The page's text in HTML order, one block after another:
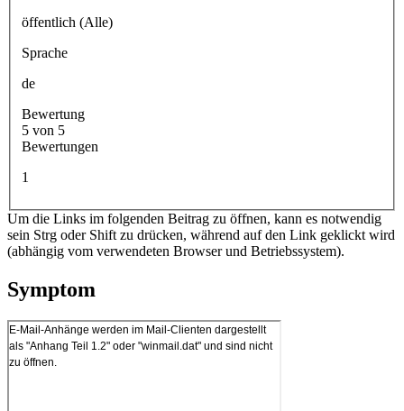
öffentlich (Alle)
Sprache
de
Bewertung
5 von 5
Bewertungen
1
Um die Links im folgenden Beitrag zu öffnen, kann es notwendig
sein Strg oder Shift zu drücken, während auf den Link geklickt wird
(abhängig vom verwendeten Browser und Betriebssystem).
Symptom